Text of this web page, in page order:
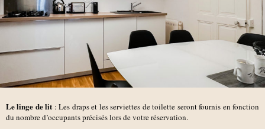
Le linge de lit : Les draps et les serviettes de toilette seront fournis en fonction
du nombre d’occupants précisés lors de votre réservation.